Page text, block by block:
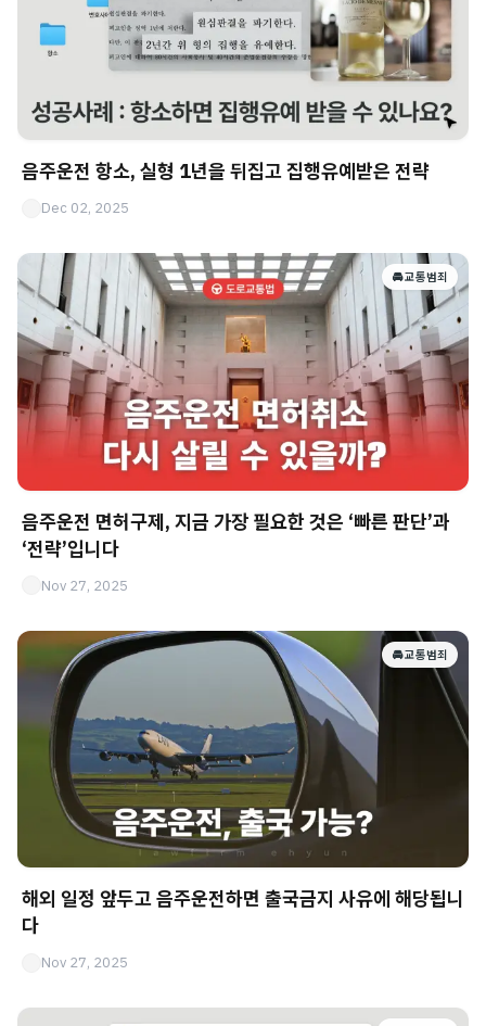
음주운전 항소, 실형 1년을 뒤집고 집행유예받은 전략
Dec 02, 2025
🚘 교통범죄
음주운전 면허구제, 지금 가장 필요한 것은 ‘빠른 판단’과
‘전략’입니다
Nov 27, 2025
🚘 교통범죄
해외 일정 앞두고 음주운전하면 출국금지 사유에 해당됩니
다
Nov 27, 2025